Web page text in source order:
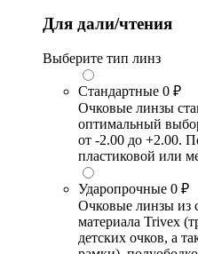
Для дали/чтения
Выберите тип линз
Стандартные 0 ₽
Очковые линзы
оптимальный
от -2.00 до +2.00.
пластиковой или
Ударопрочные 0 ₽
Очковые линзы из
материала Trivex
детских очков, а